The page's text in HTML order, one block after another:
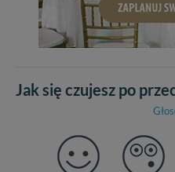
Jak się czujesz po